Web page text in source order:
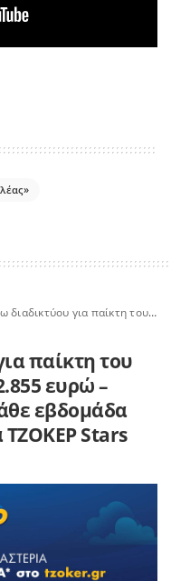
που κέρδισε 252.855 ευρώ – Αστεράτες κληρώσεις κάθε εβδομάδα και απίθανα δώρα με τα ΤΖΟΚΕΡ Stars
παίκτη του
ευρώ –
εβδομάδα
ΤΖΟΚΕΡ Stars